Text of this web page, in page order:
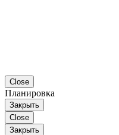
Close
Планировка
Закрыть
Close
Закрыть